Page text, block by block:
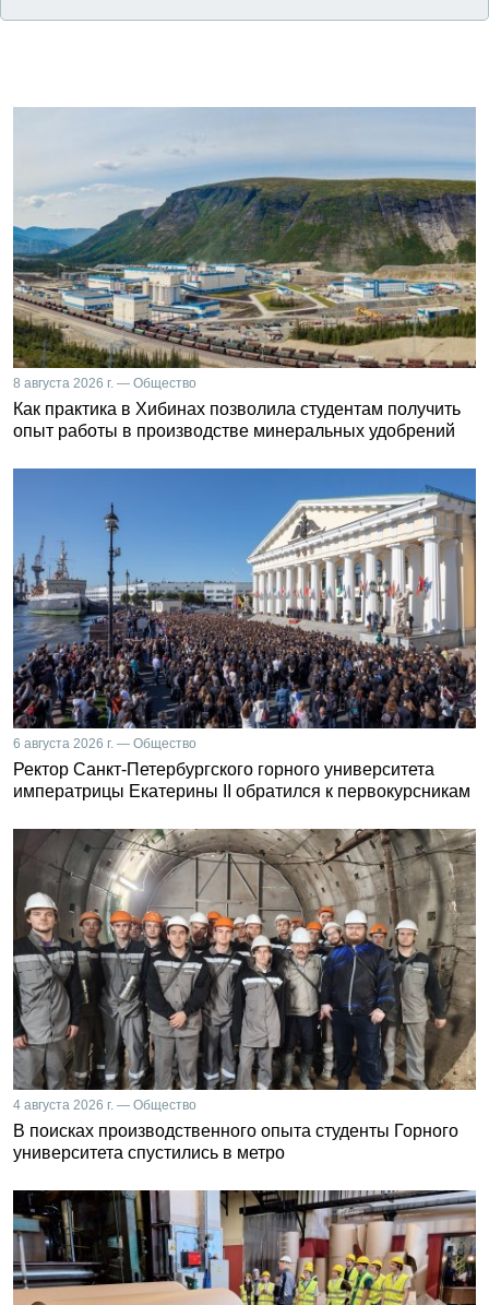
8 августа 2026 г. — Общество
Как практика в Хибинах позволила студентам получить
опыт работы в производстве минеральных удобрений
6 августа 2026 г. — Общество
Ректор Санкт-Петербургского горного университета
императрицы Екатерины II обратился к первокурсникам
4 августа 2026 г. — Общество
В поисках производственного опыта студенты Горного
университета спустились в метро